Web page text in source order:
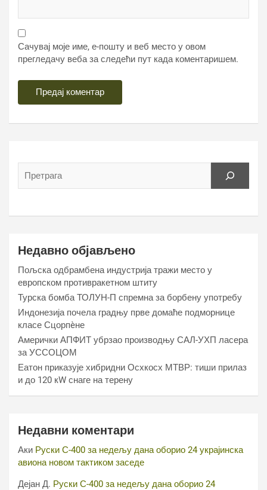
Сачувај моје име, е-пошту и веб место у овом
прегледачу веба за следећи пут када коментаришем.
Недавно објављено
Пољска одбрамбена индустрија тражи место у
европском противракетном штиту
Турска бомба ТОЛУН-П спремна за борбену употребу
Индонезија почела градњу прве домаће подморнице
класе Сцорпèне
Амерички АПФИТ убрзао производњу САЛ-УХП ласера
за УССОЦОМ
Еатон приказује хибридни Осхкосх МТВР: тиши прилаз
и до 120 кW снаге на терену
Недавни коментари
Аки Руски С-400 за недељу дана оборио 24 украјинска
авиона новом тактиком заседе
Дејан Д. Руски С-400 за недељу дана оборио 24